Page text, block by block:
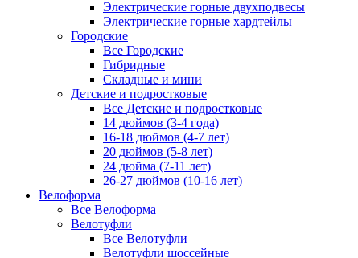
Электрические горные двухподвесы
Электрические горные хардтейлы
Городские
Все Городские
Гибридные
Складные и мини
Детские и подростковые
Все Детские и подростковые
14 дюймов (3-4 года)
16-18 дюймов (4-7 лет)
20 дюймов (5-8 лет)
24 дюйма (7-11 лет)
26-27 дюймов (10-16 лет)
Велоформа
Все Велоформа
Велотуфли
Все Велотуфли
Велотуфли шоссейные